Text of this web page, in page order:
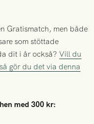
Gratismatch, men både
som stöttade
dit i år också?Vill du
gör du det via denna
med 300 kr: